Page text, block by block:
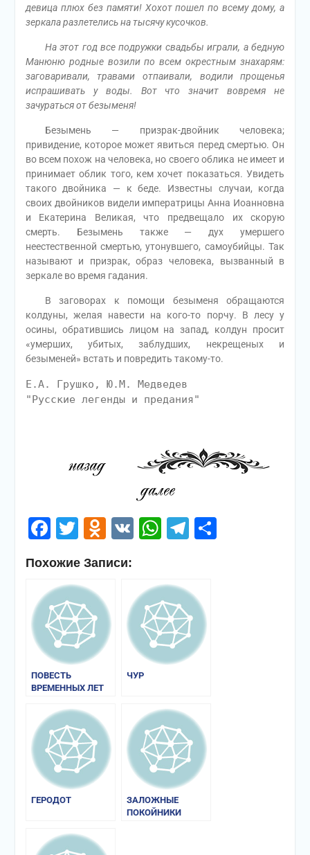
девица плюх без памяти! Хохот пошел по всему дому, а
зеркала разлетелись на тысячу кусочков.
На этот год все подружки свадьбы играли, а бедную
Манюню родные возили по всем окрестным знахарям:
заговаривали, травами отпаивали, водили прощенья
испрашивать у воды. Вот что значит вовремя не
зачураться от безыменя!
Безымень — призрак-двойник человека;
привидение, которое может явиться перед смертью. Он
во всем похож на человека, но своего облика не имеет и
принимает облик того, кем хочет показаться. Увидеть
такого двойника — к беде. Известны случаи, когда
своих двойников видели императрицы Анна Иоанновна
и Екатерина Великая, что предвещало их скорую
смерть. Безымень также — дух умершего
неестественной смертью, утонувшего, самоубийцы. Так
называют и призрак, образ человека, вызванный в
зеркале во время гадания.
В заговорах к помощи безыменя обращаются
колдуны, желая навести на кого-то порчу. В лесу у
осины, обратившись лицом на запад, колдун просит
«умерших, убитых, заблудших, некрещеных и
безыменей» встать и повредить такому-то.
Е.А. Грушко, Ю.М. Медведев
"Русские легенды и предания"
Facebook
Twitter
Odnoklassniki
VK WhatsApp
Telegram
Похожие Записи:
ПОВЕСТЬ
ВРЕМЕННЫХ ЛЕТ
ЧУР
ГЕРОДОТ
ЗАЛОЖНЫЕ
ПОКОЙНИКИ